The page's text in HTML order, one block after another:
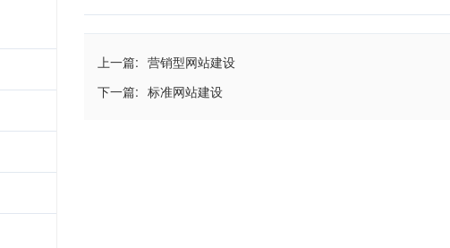
上一篇: 营销型网站建设
下一篇: 标准网站建设